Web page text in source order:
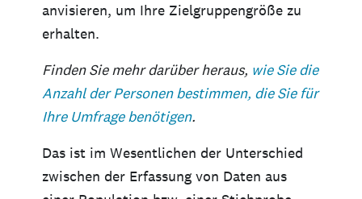
anvisieren, um Ihre Zielgruppengröße zu
erhalten.
Finden Sie mehr darüber heraus, wie Sie die
Anzahl der Personen bestimmen, die Sie für
Ihre Umfrage benötigen.
Das ist im Wesentlichen der Unterschied
zwischen der Erfassung von Daten aus